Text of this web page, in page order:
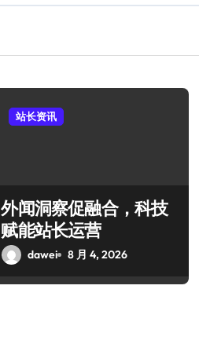
站长资讯
外闻洞察促融合，科技
赋能站长运营
dawei 8 月 4, 2026